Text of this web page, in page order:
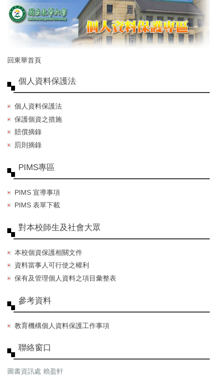
跳
到
容
回東華首頁
個人資料保護法
個人資料保護法
保護個資之措施
賠償摘錄
罰則摘錄
PIMS專區
PIMS 宣導事項
PIMS 表單下載
對本校師生及社會大眾
本校個資保護相關文件
資料當事人可行使之權利
保有及管理個人資料之項目彙整表
參考資料
教育機構個人資料保護工作事項
聯絡窗口
圖書資訊處 賴盈軒